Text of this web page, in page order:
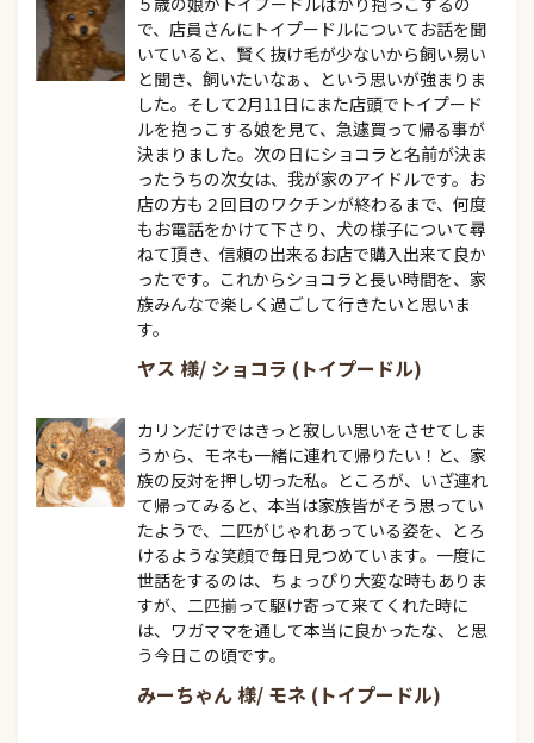
で、店員さんにトイプードルについてお話を聞
いていると、賢く抜け毛が少ないから飼い易い
と聞き、飼いたいなぁ、という思いが強まりま
した。そして2月11日にまた店頭でトイプード
ルを抱っこする娘を見て、急遽買って帰る事が
決まりました。次の日にショコラと名前が決ま
ったうちの次女は、我が家のアイドルです。お
店の方も２回目のワクチンが終わるまで、何度
もお電話をかけて下さり、犬の様子について尋
ねて頂き、信頼の出来るお店で購入出来て良か
ったです。これからショコラと長い時間を、家
族みんなで楽しく過ごして行きたいと思いま
す。
ヤス 様/ ショコラ (トイプードル)
カリンだけではきっと寂しい思いをさせてしま
うから、モネも一緒に連れて帰りたい！と、家
族の反対を押し切った私。ところが、いざ連れ
て帰ってみると、本当は家族皆がそう思ってい
たようで、二匹がじゃれあっている姿を、とろ
けるような笑顔で毎日見つめています。一度に
世話をするのは、ちょっぴり大変な時もありま
すが、二匹揃って駆け寄って来てくれた時に
は、ワガママを通して本当に良かったな、と思
う今日この頃です。
みーちゃん 様/ モネ (トイプードル)